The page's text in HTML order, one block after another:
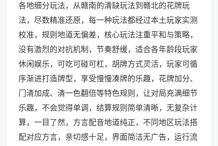
各地细分玩法，从赣南的清缺玩法到赣北的花牌玩
法，尽数精准还原，每一种玩法都经过本土玩家实测
校准，规则地道无偏差，核心玩法注重平和与策略，
没有激烈的对抗机制，节奏舒缓，适合各年龄段玩家
休闲娱乐，可吃可碰可杠，胡牌方式灵活，玩家可循
序渐进打造牌型，享受慢慢凑牌的乐趣，花牌加分、
门清加成、清一色翻倍等特色规则，让对局充满细节
乐趣，不会觉得单调，结算规则简单清晰，无复杂计
算，一目了然，方言配音地道纯正，不同地区玩法搭
配对应方言，亲切感十足，界面简洁无广告，运行流